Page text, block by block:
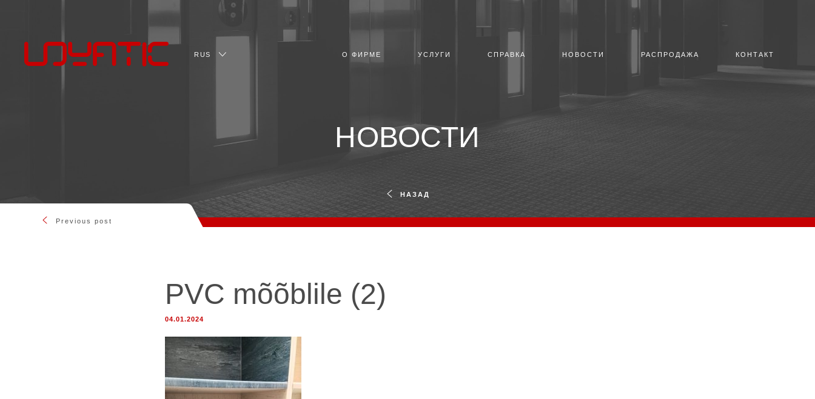
RUS О ФИРМЕ УСЛУГИ СПРАВКА НОВОСТИ РАСПРОДАЖА КОНТАКТ
НОВОСТИ
НАЗАД
Previous post
PVC mõõblile (2)
04.01.2024